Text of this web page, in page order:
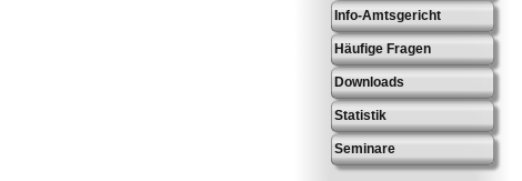
Info-Amtsgericht
Häufige Fragen
Downloads
Statistik
Seminare